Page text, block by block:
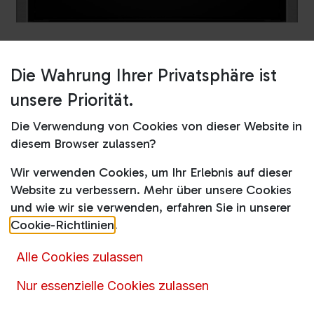
Shop B64FT33N0
B64FT33N0
Produktdatenblatt
1.449,00€ inkl. MwSt. 3.583,00€
Online nicht vorrätig
Momentan ist dieser Artikel nicht online verfügbar.
Rufen Sie uns an oder senden Sie uns eine
Die Wahrung Ihrer Privatsphäre ist
unsere Priorität.
Die Verwendung von Cookies von dieser Website in
diesem Browser zulassen?
Wir verwenden Cookies, um Ihr Erlebnis auf dieser
Website zu verbessern. Mehr über unsere Cookies
und wie wir sie verwenden, erfahren Sie in unserer
Cookie-Richtlinien.
Alle Cookies zulassen
Nur essenzielle Cookies zulassen